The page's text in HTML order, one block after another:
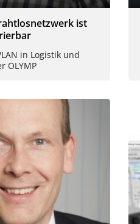
ist
in Logistik und
OLYMP